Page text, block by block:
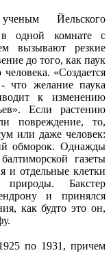
Йельского
в одной комнате с
вызывают резкие
до того, как паук
«Создается
- что желание паука
к изменению
Если растению
повреждение, то,
или даже человек:
обморок. Однажды
газеты
и отдельные клетки
природы. Бакстер
и принялся
как будто это он,
по 1931, причем